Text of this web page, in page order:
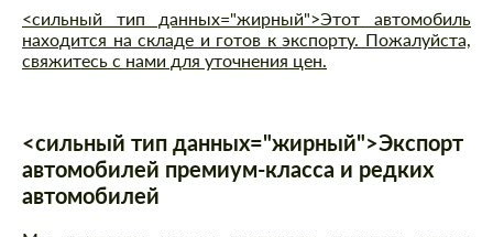
<сильный тип данных="жирный">Этот автомобиль
находится на складе и готов к экспорту. Пожалуйста,
свяжитесь с нами для уточнения цен.
<сильный тип данных="жирный">Экспорт
автомобилей премиум-класса и редких
автомобилей